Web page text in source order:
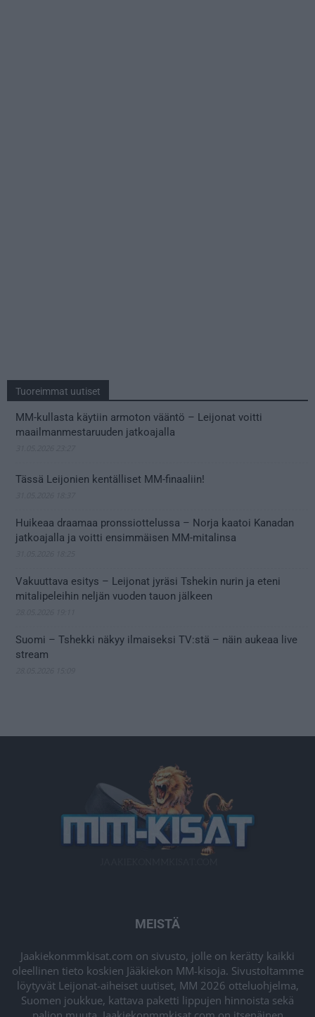
Tuoreimmat uutiset
MM-kullasta käytiin armoton vääntö – Leijonat voitti
maailmanmestaruuden jatkoajalla
Tässä Leijonien kentälliset MM-finaaliin!
Huikeaa draamaa pronssiottelussa – Norja kaatoi Kanadan
jatkoajalla ja voitti ensimmäisen MM-mitalinsa
Vakuuttava esitys – Leijonat jyräsi Tshekin nurin ja eteni
mitalipeleihin neljän vuoden tauon jälkeen
Suomi – Tshekki näkyy ilmaiseksi TV:stä – näin aukeaa live
stream
MEISTÄ
Jaakiekonmmkisat.com on sivusto, jolle on kerätty kaikki
oleellinen tieto koskien Jääkiekon MM-kisoja. Sivustoltamme
löytyvät Leijonat-aiheiset uutiset, MM 2026 otteluohjelma,
Suomen joukkue, kattava paketti lippujen hinnoista sekä